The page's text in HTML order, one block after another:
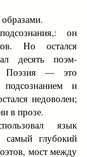
он
Но остался
десять поэм-
Поэзия — это
и
недоволен;
в прозе.
язык
глубокий
мост между